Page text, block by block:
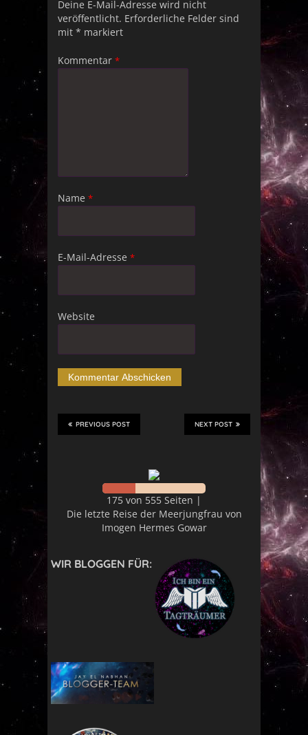
Deine E-Mail-Adresse wird nicht
veröffentlicht. Erforderliche Felder sind
mit * markiert
Kommentar *
Name *
E-Mail-Adresse *
Website
NEXT POST
PREVIOUS POST
175 von 555 Seiten |
Die letzte Reise der Meerjungfrau von
Imogen Hermes Gowar
WIR BLOGGEN FÜR: